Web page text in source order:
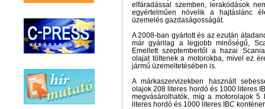
elfáradással szemben, lerakódások
egyértelműen növelik a hajtáslánc
üzemelés gazdaságosságát.
A 2008-ban gyártott és az ezután
már gyárilag a legjobb minőségű,
Emellett szeptembertől a hazai
olajat töltenek a motorokba, mivel ez
jármű üzemeltetésében is.
A márkaszervizekben használt
olajok 208 literes hordó és 1000 literes
megvásárolhatók, míg a motorolajok 5
literes hordó és 1000 literes IBC